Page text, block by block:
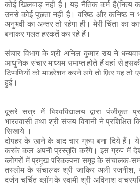
कोई खिलवाड़ नहीं है। यह नैतिक कर्म है(नित्य
उनसे कोई पूछता नहीं है। वरिष्ठ और कनिष्ठ न
अनुभवी का अन्तर तो रहेगा ही। मेरी चिंता का
बनाकर गलत हरकतें कर रहे हैं।
संचार विभाग के श्री अनिल कुमार राय ने
आधुनिक संचार माध्यम समाप्त होते हैं वहां से
टिप्पणियों को माडरेशन करने लगे तो फ़िर यह तो
हुई।
दूसरे सत्र में विश्वविद्यालय द्वारा पंजीकृत
भारतवासी तथा श्री संजय विगानी ने प्रशिक्षित
सिखाये ।
दोपहर के खाने के बाद चार ग्रुप बना दिये हैं। ये
करके कल अपनी प्रस्तुति करेंगे। इस ग्रुप में
ब्लोगरों में प्रमुख परिकल्पना समूह के संचालक-
तस्लीम के संचालक श्री जाकिर अली
दर्जन चर्चित ब्लॉग के स्वामी श्री अविनाश